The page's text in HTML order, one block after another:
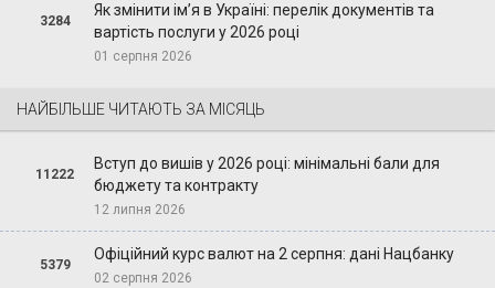
3284
Як змінити ім’я в Україні: перелік документів та
вартість послуги у 2026 році
01 серпня 2026
НАЙБІЛЬШЕ ЧИТАЮТЬ ЗА МІСЯЦЬ
11222
Вступ до вишів у 2026 році: мінімальні бали для
бюджету та контракту
12 липня 2026
5379
Офіційний курс валют на 2 серпня: дані Нацбанку
02 серпня 2026